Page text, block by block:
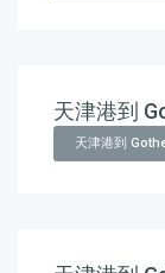
天津港到
天津港到